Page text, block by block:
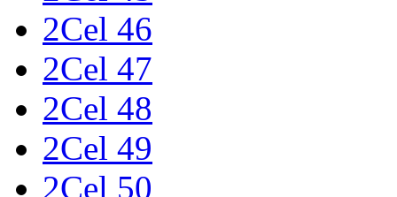
2Cel 46
2Cel 47
2Cel 48
2Cel 49
2Cel 50